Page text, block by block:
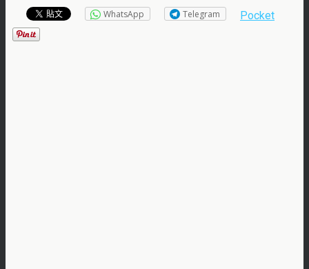
WhatsApp Telegram Pocket